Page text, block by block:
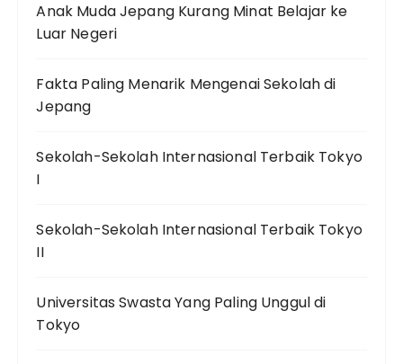
Anak Muda Jepang Kurang Minat Belajar ke
Luar Negeri
Fakta Paling Menarik Mengenai Sekolah di
Jepang
Sekolah-Sekolah Internasional Terbaik Tokyo
I
Sekolah-Sekolah Internasional Terbaik Tokyo
II
Universitas Swasta Yang Paling Unggul di
Tokyo